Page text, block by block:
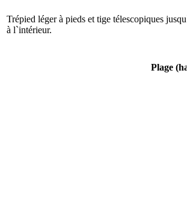
Trépied léger à pieds et tige télescopiques
à l`intérieur.
Plage